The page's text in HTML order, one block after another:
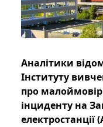
Аналітики
Інституту
про
інциденту на
електростанції